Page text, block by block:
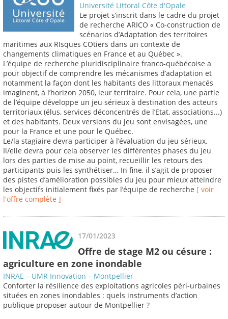
Université Littoral Côte d'Opale
Le projet s’inscrit dans le cadre du projet
de recherche ARICO « Co-construction de
scénarios d’Adaptation des territoires
maritimes aux RIsques COtiers dans un contexte de
changements climatiques en France et au Québec ».
L’équipe de recherche pluridisciplinaire franco-québécoise a
pour objectif de comprendre les mécanismes d’adaptation et
notamment la façon dont les habitants des littoraux menacés
imaginent, à l’horizon 2050, leur territoire. Pour cela, une partie
de l’équipe développe un jeu sérieux à destination des acteurs
territoriaux (élus, services déconcentrés de l’Etat, associations...)
et des habitants. Deux versions du jeu sont envisagées, une
pour la France et une pour le Québec.
Le/la stagiaire devra participer à l’évaluation du jeu sérieux.
Il/elle devra pour cela observer les différentes phases du jeu
lors des parties de mise au point, recueillir les retours des
participants puis les synthétiser… In fine, il s’agit de proposer
des pistes d’amélioration possibles du jeu pour mieux atteindre
les objectifs initialement fixés par l’équipe de recherche [ voir
l'offre complète ]
17/01/2023
Offre de stage M2 ou césure :
agriculture en zone inondable
INRAE – UMR Innovation – Montpellier
Conforter la résilience des exploitations agricoles péri-urbaines
situées en zones inondables : quels instruments d’action
publique proposer autour de Montpellier ?